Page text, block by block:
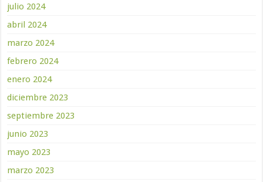
julio 2024
abril 2024
marzo 2024
febrero 2024
enero 2024
diciembre 2023
septiembre 2023
junio 2023
mayo 2023
marzo 2023